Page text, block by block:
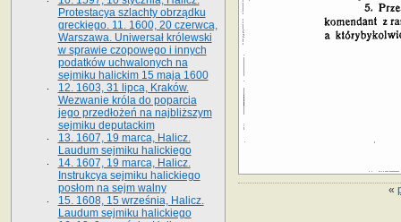
«
Protestacya szlachty obrządku
greckiego. 11. 1600, 20 czerwca,
Warszawa. Uniwersał królewski
w sprawie czopowego i innych
podatków uchwalonych na
sejmiku halickim 15 maja 1600
12. 1603, 31 lipca, Kraków.
Wezwanie króla do poparcia
jego przedłożeń na najbliższym
sejmiku deputackim
13. 1607, 19 marca, Halicz.
Laudum sejmiku halickiego
14. 1607, 19 marca, Halicz.
Instrukcya sejmiku halickiego
posłom na sejm walny
15. 1608, 15 września, Halicz.
Laudum sejmiku halickiego